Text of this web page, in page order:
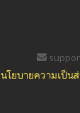
นโยบายความเป็น